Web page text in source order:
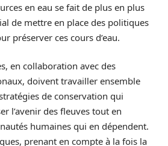
en eau se fait de plus en plus
de mettre en place des politiques
préserver ces cours d’eau.
en collaboration avec des
doivent travailler ensemble
de conservation qui
l’avenir des fleuves tout en
humaines qui en dépendent.
prenant en compte à la fois la